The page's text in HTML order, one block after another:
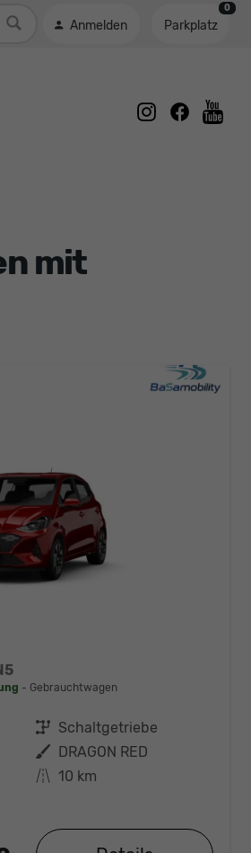
Anmelden Parkplatz
0
instagram
facebook
mit
Gebrauchtwagen
Getriebe Schaltgetriebe
Außenfarbe DRAGON RED
Kilometerstand 10 km